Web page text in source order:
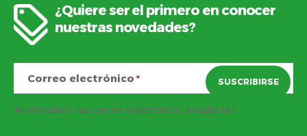
P
e
¿Quiere ser el primero en conocer
nuestras novedades?
Correo electrónico
Al introducir su correo electrónico, acepta las
SUSCRIBIRSE